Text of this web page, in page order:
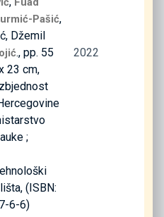
Pašić,
Džemil
., pp. 55
23 cm,
;
(ISBN:
6-6)
2022